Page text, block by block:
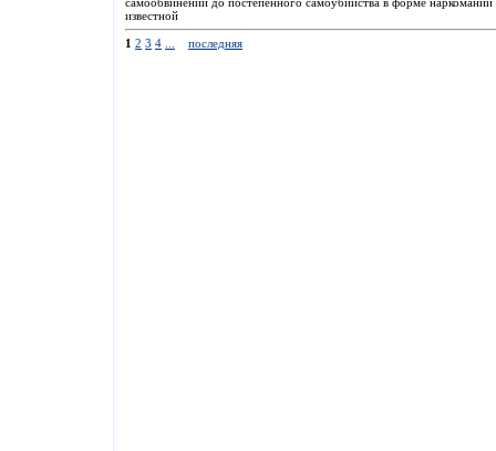
известной
1 2 3 4 последняя